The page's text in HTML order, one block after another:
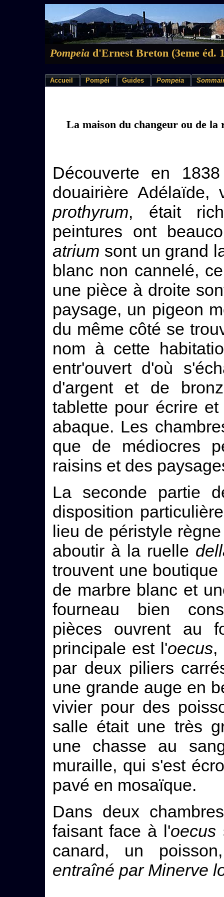
Pompeia d'Ernest Breton (3eme éd.
Accueil Pompéi Guides Pompeia
La maison du changeur ou de
Découverte en
douairière
prothyrum, était
peintures ont
atrium sont un grand
blanc non cannelé,
une pièce à droite
paysage, un pigeon
du même côté se
nom à cette
entr'ouvert d'où
d'argent et de
tablette pour écrire
abaque. Les
que de médiocres
raisins et des
La seconde partie
disposition
lieu de péristyle
aboutir à la ruelle
trouvent une
de marbre blanc et
fourneau bien
pièces ouvrent au
principale est l'oecus,
par deux piliers
une grande auge en
vivier pour des
salle était une très
une chasse au
muraille, qui s'est
pavé en mosaïque.
Dans deux
faisant face à l'oecus
canard, un
entraîné par Minerve